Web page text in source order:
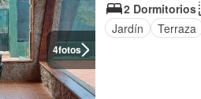
4fotos
2 Dormitorios
Jardín
Terraza